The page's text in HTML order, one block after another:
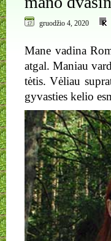
gruodžio 4, 2020
Mane vadina
atgal. Maniau
tėtis. Vėliau
gyvasties kelio